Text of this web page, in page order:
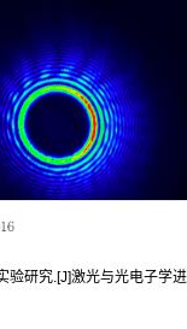
验研究.[J]激光与光电子学进